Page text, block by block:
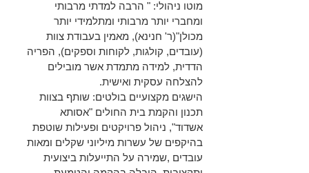
מוטו ניהולי: " הרבה למדתי מרבותי
ומחברי יותר מרבותי ומתלמידי יותר
מכולן"(ר' חנינא), מאמין בעבודת צוות
(עובדים, קולגות, לקוחות וספקים), הפריה
הדדית, למידה מתמדת אשר מובילים
להצלחה עסקית ואישית.
הישגים מקצועיים בולטים: שותף בצוות
תכנון והקמת בית החולים "אסותא
אשדוד", ניהול פרויקטים ופעילות שוטפת
בהיקפים של עשרות מיליוני שקלים ומאות
עובדים ,שמירה על התייעלות ביצועית